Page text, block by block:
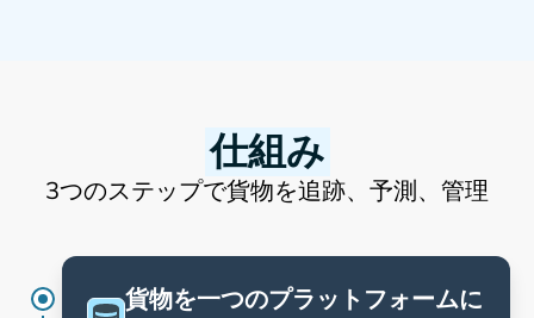
仕組み
3つのステップで貨物を追跡、予測、管理
貨物を一つのプラットフォームに